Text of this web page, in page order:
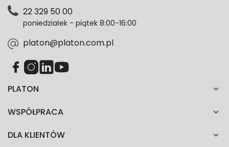
każdym czasie. Wycofanie zgody nie wpłynie na
zgodność z prawem przetwarzania dokonanego przed
PLATON
WSPÓŁPRACA
DLA KLIENTÓW
22 329 50 00
poniedziałek - piątek 8:00-16:00
platon@platon.com.pl